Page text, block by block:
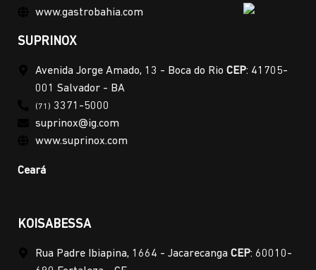
www.gastrobahia.com
SUPRINOX
Avenida Jorge Amado, 13 - Boca do Rio CEP: 41705-
001 Salvador - BA
(71) 3371-5000
suprinox@ig.com
www.suprinox.com
Ceará
KOISABESSA
Rua Padre Ibiapina, 1664 - Jacarecanga CEP: 60010-